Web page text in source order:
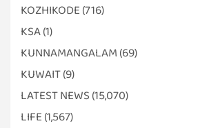
KOZHIKODE (716)
KSA(1)
KUNNAMANGALAM (69)
KUWAIT(9)
LATEST NEWS (15,070)
LIFE (1,567)